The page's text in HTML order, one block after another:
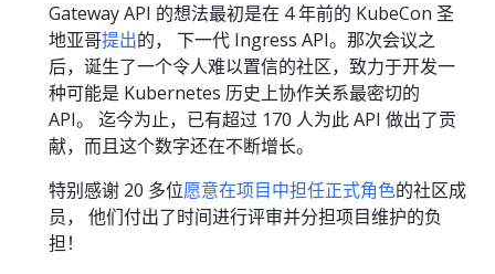
Gateway API 的想法最初是在 4 年前的 KubeCon 圣
地亚哥提出的， 下一代 Ingress API。那次会议之
后，诞生了一个令人难以置信的社区，致力于开发一
种可能是 Kubernetes 历史上协作关系最密切的
API。 迄今为止，已有超过 170 人为此 API 做出了贡
献，而且这个数字还在不断增长。
特别感谢 20 多位愿意在项目中担任正式角色的社区成
员， 他们付出了时间进行评审并分担项目维护的负
担！